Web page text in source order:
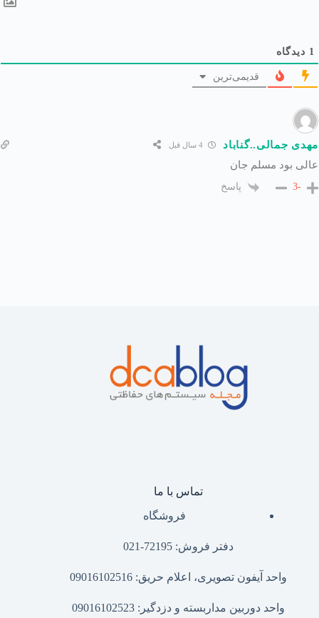
1 دیدگاه
قدیمی‌ترین
مهدی جمالی..گناباد
عالی بود مسلم جان
-3 پاسخ
تماس با ما
فروشگاه
دفتر فروش: 72195-021
واحد آیفون تصویری، اعلام حریق: 09016102516
واحد دوربین مداربسته و دزدگیر: 09016102523